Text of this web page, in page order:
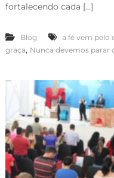
fortalecendo cada […]
Blog a fé vem pelo
graça, Nunca devemos parar